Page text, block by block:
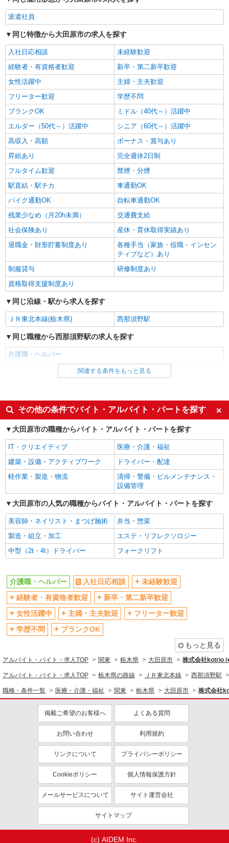
通費全支給(ガソリン代含む)＞
大田原市
キープ 詳細を見る
派遣社員
株式会社kotrio /●UT-H-1732749
サ高住職員＊残業しているようじゃダメか、定
時でね、帰らないと
時給1500円〜2125円 ＜日払い有/週払い有/交
通費全支給(ガソリン代含む)＞
大田原市内多数 マイカー通勤OK
キープ 詳細を見る
派遣社員
同じ特徴から大田原市の求人を探す
入社日応相談
未経験歓迎
経験者・有資格者歓迎
新卒・第二新卒歓迎
女性活躍中
主婦・主夫歓迎
フリーター歓迎
学歴不問
ブランクOK
ミドル（40代～）活躍中
エルダー（50代～）活躍中
シニア（60代～）活躍中
高収入・高額
ボーナス・賞与あり
昇給あり
完全週休2日制
フルタイム歓迎
禁煙・分煙
駅直結・駅チカ
車通勤OK
バイク通勤OK
自転車通勤OK
残業少なめ（月20h未満）
交通費支給
社会保険あり
産休・育休取得実績あり
退職金・財形貯蓄制度あり
各種手当（家族・役職・インセン
ティブなど）あり
制服貸与
研修制度あり
資格取得支援制度あり
同じ沿線・駅から求人を探す
ＪＲ東北本線(栃木県) 西那須野駅
同じ職種から西那須野駅の求人を探す
介護職・ヘルパー
同じ雇用形態から西那須野駅の求人を探す
同じ特徴から西那須野駅の求人を探す
入社日応相談
未経験歓迎
経験者・有資格者歓迎
新卒・第二新卒歓迎
女性活躍中
主婦・主夫歓迎
フリーター歓迎
学歴不問
ミドル（40代～）活躍中
エルダー（50代～）活躍中
シニア（60代～）活躍中
高収入・高額
ボーナス・賞与あり
昇給あり
完全週休2日制
フルタイム歓迎
禁煙・分煙
駅直結・駅チカ
車通勤OK
残業少なめ（月20h未満）
交通費支給
社会保険あり
産休・育休取得実績あり
退職金・財形貯蓄制度あり
各種手当（家族・役職・インセン
資格取得支援制度あり
同じ職種から求人を探す
医療・介護・福祉
介護職・ヘルパー
同じ特徴から求人を探す
未経験歓迎
ミドル（40代～）活躍中
ボーナス・賞与あり
車通勤OK
社会保険あり
産休・育休取得実績あり
関連する条件をもっと見る
その他の条件でバイト・アルバイト・パートを探す
大田原市の職種からバイト・アルバイト・パートを探す
IT・クリエイティブ
医療・介護・福祉
建築・設備・アクティブワーク
ドライバー・配達
軽作業・製造・物流
清掃・警備・ビルメンテナンス・
設備管理
大田原市の人気の職種からバイト・アルバイト・パートを探す
美容師・ネイリスト・まつげ施術
弁当・惣菜
製造・組立・加工
エステ・リフレクソロジー
中型（2t・4t）ドライバー
フォークリフト
介護職・ヘルパー 入社日応相談
未経験歓迎
経験者・有資格者歓迎
新卒・第二新卒歓迎
女性活躍中
主婦・主夫歓迎
フリーター歓迎
学歴不問
ブランクOK
もっと見る
アルバイト・バイト・求人TOP 関東 栃木県 大田原市 株式会社kotrio /
アルバイト・バイト・求人TOP 栃木県の路線 ＪＲ東北本線 西那須野駅
職種・条件一覧 医療・介護・福祉 関東 栃木県 大田原市 株式会社
掲載ご希望のお客様へ よくある質問
お問い合わせ 利用規約
リンクについて プライバシーポリシー
Cookieポリシー 個人情報保護方針
メールサービスについて サイト運営会社
サイトマップ
(c) AIDEM Inc.